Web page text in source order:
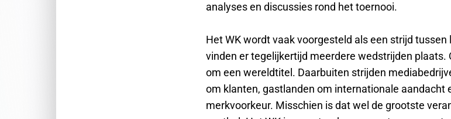
analyses en discussies rond het toernooi.
Het WK wordt vaak voorgesteld als een strijd
vinden er tegelijkertijd meerdere wedstrijden plaats.
om een wereldtitel. Daarbuiten strijden
om klanten, gastlanden om internationale aandacht
merkvoorkeur. Misschien is dat wel de grootste